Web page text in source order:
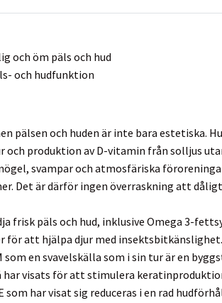
och öm päls och hud
och hudfunktion
pälsen och huden är inte bara estetiska.
produktion av D-vitamin från solljus
svampar och atmosfäriska
Det är därför ingen överraskning att
frisk päls och hud, inklusive Omega 3-
för att hjälpa djur med
en svavelskälla som i sin tur är en
visats för att stimulera
har visat sig reduceras i en rad